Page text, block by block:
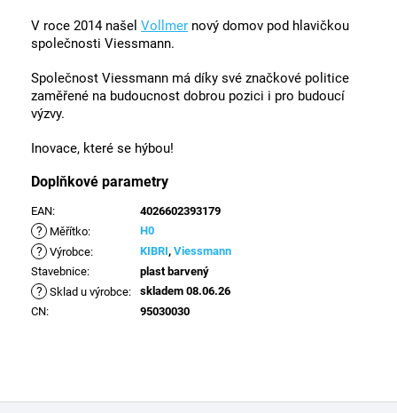
V roce 2014 našel Vollmer nový domov pod hlavičkou
společnosti Viessmann.
Společnost Viessmann má díky své značkové politice
zaměřené na budoucnost dobrou pozici i pro budoucí
výzvy.
Inovace, které se hýbou!
Doplňkové parametry
EAN: 4026602393179
? Měřítko: H0
? Výrobce: KIBRI, Viessmann
Stavebnice: plast barvený
? Sklad u výrobce:
skladem 08.06.26
CN: 95030030